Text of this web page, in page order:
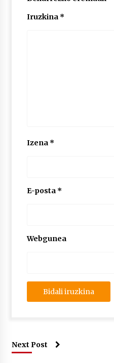
2026/07/03
Iruzkina *
Izena *
E-posta *
Webgunea
Next Post